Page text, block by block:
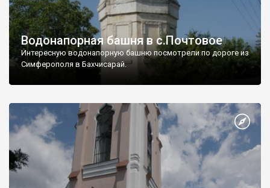
Водонапорная башня в с.Почтовое
Интересную водонапорную башню посмотрели по дороге из
Симферополя в Бахчисарай.